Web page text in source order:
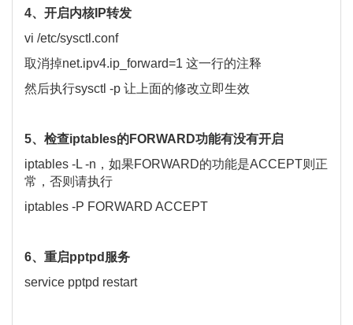
4、开启内核IP转发
vi /etc/sysctl.conf
取消掉net.ipv4.ip_forward=1 这一行的注释
然后执行sysctl -p 让上面的修改立即生效
5、检查iptables的FORWARD功能有没有开启
iptables -L -n，如果FORWARD的功能是ACCEPT则正
常，否则请执行
iptables -P FORWARD ACCEPT
6、重启pptpd服务
service pptpd restart